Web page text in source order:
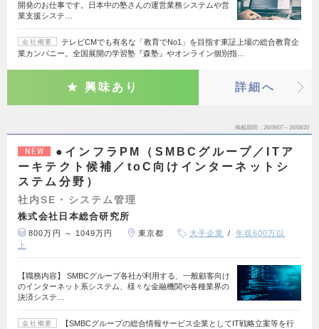
開発のお仕事です。日本中の塾さんの運営業務システムや営
業支援システ…
会社概要
テレビCMでも有名な「教育でNo1」を目指す東証上場の総合教育企
業カンパニー。全国展開の学習塾『森塾』やオンライン個別指…
興味あり 詳細へ
掲載期間 26/08/07～26/08/20
NEW
●インフラPM（SMBCグループ／ITア
ーキテクト候補／toC向けインターネットシ
ステム分野）
社内SE・システム管理
株式会社日本総合研究所
800万円 ～ 1049万円 東京都 大手企業
年収600万以
上
【職務内容】 SMBCグループ各社が利用する、一般顧客向け
のインターネット系システム、様々な金融機関や各種業界の
決済システ…
会社概要
【SMBCグループの総合情報サービス企業としてIT戦略立案等を行